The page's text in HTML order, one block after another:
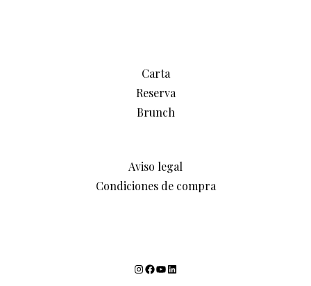
Carta
Reserva
Brunch
Aviso legal
Condiciones de compra
Instagram Facebook YouTube LinkedIn